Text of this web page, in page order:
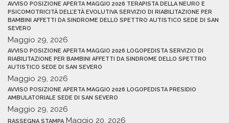
AVVISO POSIZIONE APERTA MAGGIO 2026 TERAPISTA DELLA NEURO E
PSICOMOTRICITÀ DELL’ETÀ EVOLUTIVA SERVIZIO DI RIABILITAZIONE PER
BAMBINI AFFETTI DA SINDROME DELLO SPETTRO AUTISTICO SEDE DI SAN
SEVERO
Maggio 29, 2026
AVVISO POSIZIONE APERTA MAGGIO 2026 LOGOPEDISTA SERVIZIO DI
RIABILITAZIONE PER BAMBINI AFFETTI DA SINDROME DELLO SPETTRO
AUTISTICO SEDE DI SAN SEVERO
Maggio 29, 2026
AVVISO POSIZIONE APERTA MAGGIO 2026 LOGOPEDISTA PRESIDIO
AMBULATORIALE SEDE DI SAN SEVERO
Maggio 29, 2026
RASSEGNA STAMPA Maggio 20, 2026